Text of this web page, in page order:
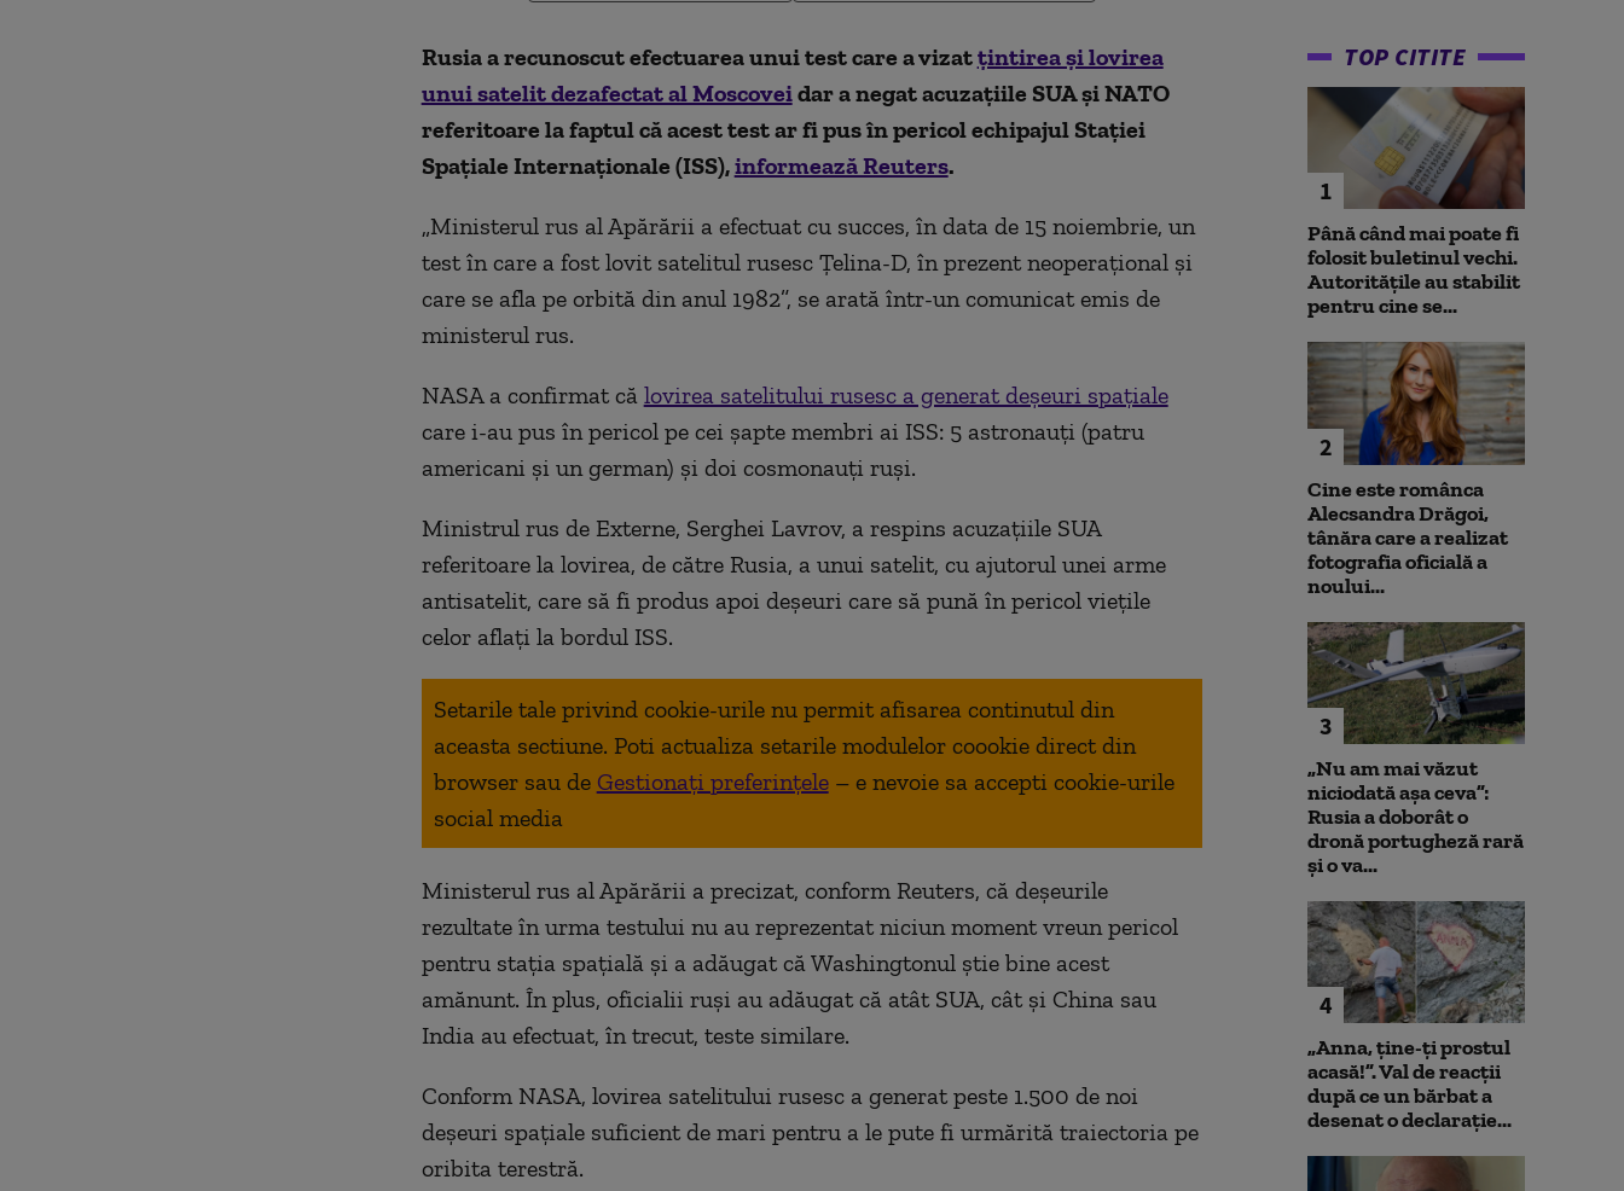
Rusia a recunoscut efectuarea unui test care a vizatțintirea și lovirea
unui satelit dezafectat al Moscoveidar a negat acuzațiile SUA și NATO
referitoare la faptul că acest test ar fi pus în pericol echipajul Stației
Spațiale Internaționale (ISS),informează Reuters.
„Ministerul rus al Apărării a efectuat cu succes, în data de 15 noiembrie, un
test în care a fost lovit satelitul rusesc Țelina-D, în prezent neoperațional și
care se afla pe orbită din anul 1982”, se arată într-un comunicat emis de
ministerul rus.
NASA a confirmat că lovirea satelitului rusesc a generat deșeuri spațiale
care i-au pus în pericol pe cei șapte membri ai ISS: 5 astronauți (patru
americani și un german) și doi cosmonauți ruși.
Ministrul rus de Externe, Serghei Lavrov, a respins acuzațiile SUA
referitoare la lovirea, de către Rusia, a unui satelit, cu ajutorul unei arme
antisatelit, care să fi produs apoi deșeuri care să pună în pericol viețile
celor aflați la bordul ISS.
Setarile tale privind cookie-urile nu permit afisarea continutul din
aceasta sectiune. Poti actualiza setarile modulelor coookie direct din
browser sau de Gestionați preferințele – e nevoie sa accepti cookie-urile
social media
Ministerul rus al Apărării a precizat, conform Reuters, că deșeurile
rezultate în urma testului nu au reprezentat niciun moment vreun pericol
pentru stația spațială și a adăugat că Washingtonul știe bine acest
amănunt. În plus, oficialii ruși au adăugat că atât SUA, cât și China sau
India au efectuat, în trecut, teste similare.
Conform NASA, lovirea satelitului rusesc a generat peste 1.500 de noi
deșeuri spațiale suficient de mari pentru a le pute fi urmărită traiectoria pe
oribita terestră.
TOP CITITE
1
Până când mai poate fi
folosit buletinul vechi.
Autoritățile au stabilit
pentru cine se...
2
Cine este românca
Alecsandra Drăgoi,
tânăra care a realizat
fotografia oficială a
noului...
3
„Nu am mai văzut
niciodată așa ceva”:
Rusia a doborât o
dronă portugheză rară
și o va...
4
„Anna, ţine-ţi prostul
acasă!”. Val de reacții
după ce un bărbat a
desenat o declarație...